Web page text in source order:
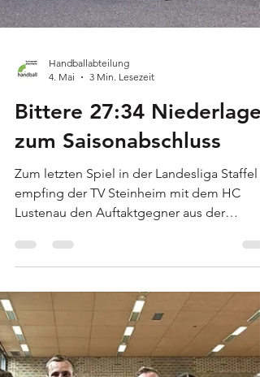
Handballabteilung
Bittere 27:34 Niederlage
zum Saisonabschluss
Zum letzten Spiel in der Landesliga Staffel 4
empfing der TV Steinheim mit dem HC
Lustenau den Auftaktgegner aus der